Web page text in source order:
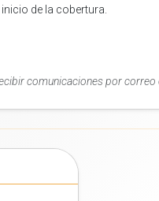
inicio de la cobertura.
comunicaciones por correo